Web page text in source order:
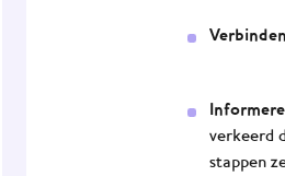
verkeerd
stappen